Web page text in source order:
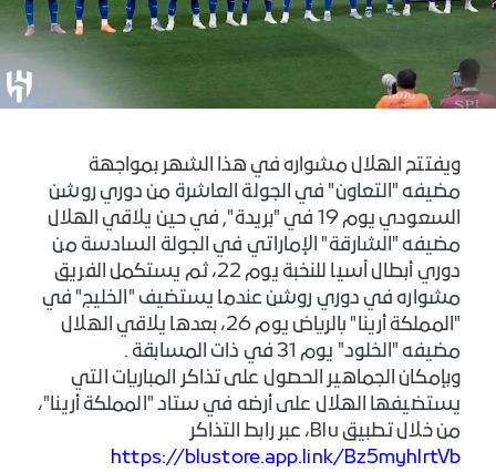
ويفتتح الهلال مشواره في هذا الشهر بمواجهة
مضيفه "التعاون" في الجولة العاشرة من دوري روشن
السعودي يوم 19 في "بريدة", في حين يلاقي الهلال
مضيفه "الشارقة" الإماراتي في الجولة السادسة من
دوري أبطال آسيا للنخبة يوم 22، ثم يستكمل الفريق
مشواره في دوري روشن عندما يستضيف "الخليج" في
"المملكة أرينا" بالرياض يوم 26، بعدها يلاقي الهلال
مضيفه "الخلود" يوم 31 في ذات المسابقة .
وبإمكان الجماهير الحصول على تذاكر المباريات التي
يستضيفها الهلال على أرضه في ستاد "المملكة أرينا"،
من خلال تطبيق Blu، عبر رابط التذاكر
https://blustore.app.link/Bz5myhlrtVb